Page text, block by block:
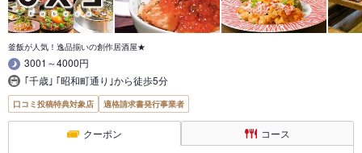
釜飯が人気！逸品揃いの創作居酒屋★
3001～4000円
｢千歳｣ ｢昭和町通り｣から徒歩5分
口コミ投稿特典対象店 適格請求書発行事業者
クーポン コース